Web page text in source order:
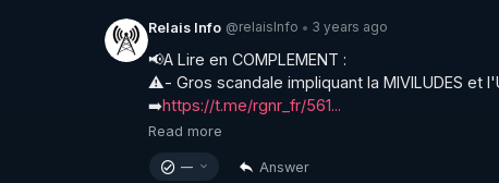
Relais Info @relaisInfo • 3 years ago
📢A Lire en COMPLEMENT :
⚠️- Gros scandale impliquant la MIVILUDES et
➡️https://t.me/rgnr_fr/561...
Read more
— Answer